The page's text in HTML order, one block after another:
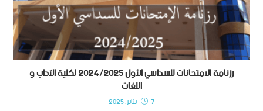
رزنامة الامتحانات للسداسي الأول 2024/2025 لكلية الآداب و
اللغات
7 يناير، 2025